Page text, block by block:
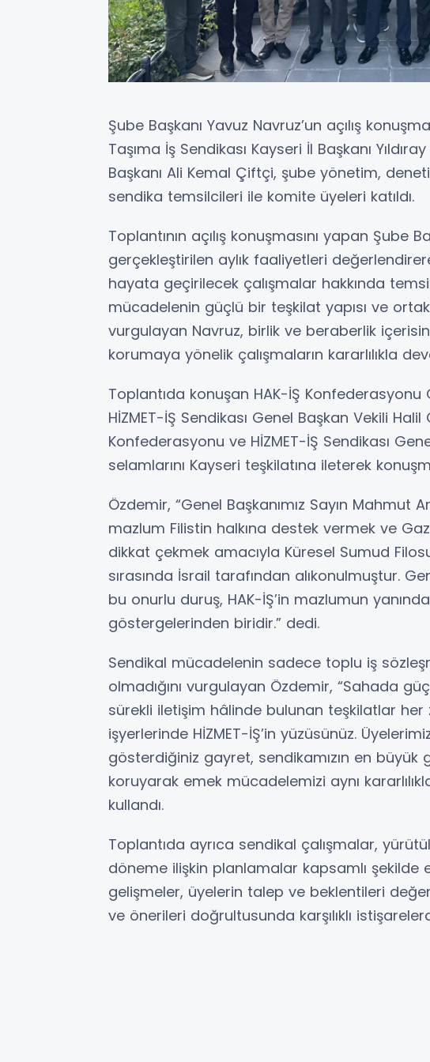
Şube Başkanı Yavuz Navruz’un açılış
Taşıma İş Sendikası Kayseri İl Başkanı
Başkanı Ali Kemal Çiftçi, şube yönetim,
sendika temsilcileri ile komite üyeleri katıldı.
Toplantının açılış konuşmasını yapan Şube
gerçekleştirilen aylık faaliyetleri
hayata geçirilecek çalışmalar hakkında
mücadelenin güçlü bir teşkilat yapısı ve
vurgulayan Navruz, birlik ve beraberlik
korumaya yönelik çalışmaların kararlılıkla
Toplantıda konuşan HAK-İŞ Konfederasyonu
HİZMET-İŞ Sendikası Genel Başkan Vekili
Konfederasyonu ve HİZMET-İŞ Sendikası
selamlarını Kayseri teşkilatına ileterek
Özdemir, “Genel Başkanımız Sayın Mahmut
mazlum Filistin halkına destek vermek ve
dikkat çekmek amacıyla Küresel Sumud
sırasında İsrail tarafından alıkonulmuştur.
bu onurlu duruş, HAK-İŞ’in mazlumun
göstergelerinden biridir.” dedi.
Sendikal mücadelenin sadece toplu iş
olmadığını vurgulayan Özdemir, “Sahada
sürekli iletişim hâlinde bulunan teşkilatlar her
işyerlerinde HİZMET-İŞ’in yüzüsünüz.
gösterdiğiniz gayret, sendikamızın en büyük
koruyarak emek mücadelemizi aynı
kullandı.
Toplantıda ayrıca sendikal çalışmalar,
döneme ilişkin planlamalar kapsamlı şekilde
gelişmeler, üyelerin talep ve beklentileri
ve önerileri doğrultusunda karşılıklı